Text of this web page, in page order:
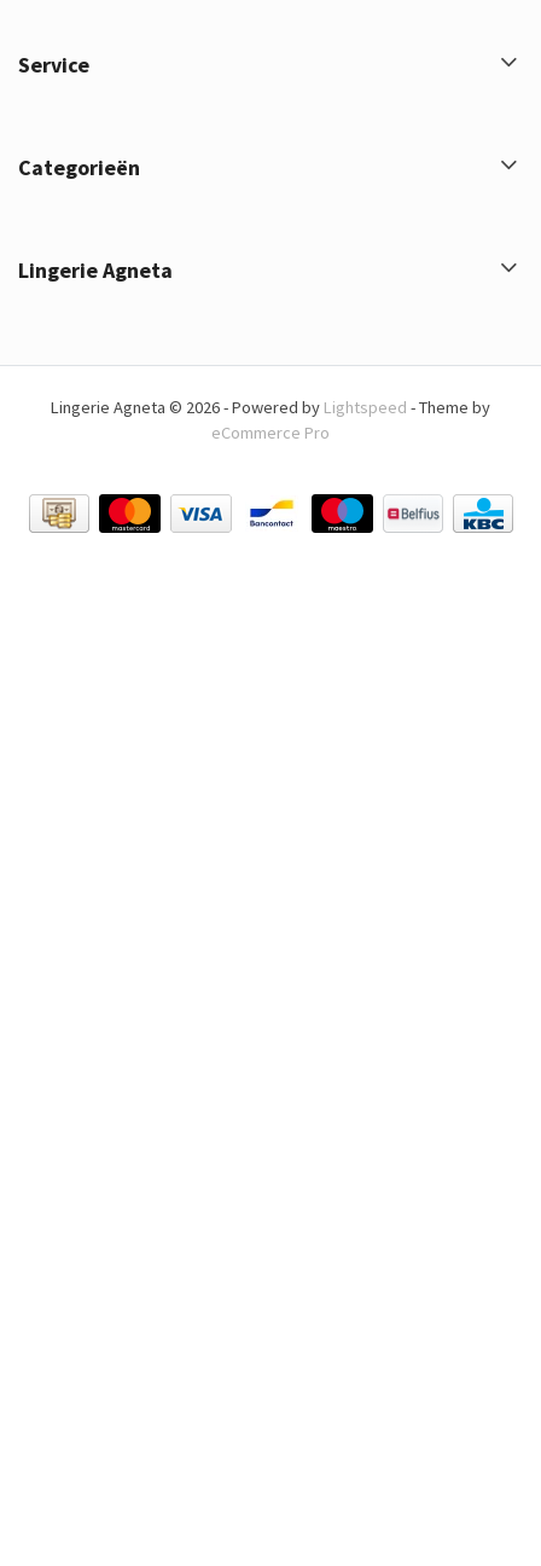
Service
Categorieën
Lingerie Agneta
Lingerie Agneta © 2026 - Powered by Lightspeed - Theme by
eCommerce Pro